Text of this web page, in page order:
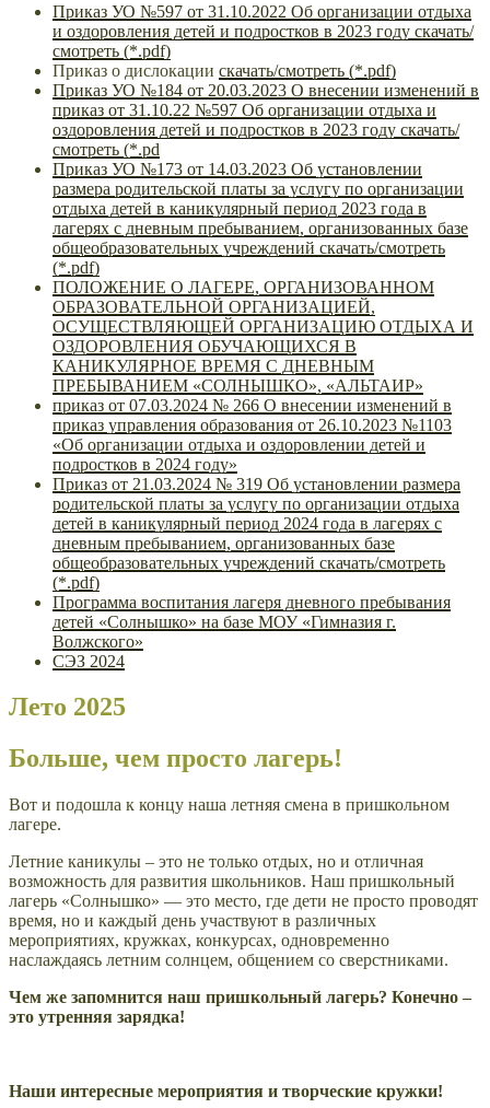
Приказ УО №597 от 31.10.2022 Об организации отдыха
и оздоровления детей и подростков в 2023 году скачать/
смотреть (*.pdf)
Приказ о дислокации скачать/смотреть (*.pdf)
Приказ УО №184 от 20.03.2023 О внесении изменений в
приказ от 31.10.22 №597 Об организации отдыха и
оздоровления детей и подростков в 2023 году скачать/
смотреть (*.pd
Приказ УО №173 от 14.03.2023 Об установлении
размера родительской платы за услугу по организации
отдыха детей в каникулярный период 2023 года в
лагерях с дневным пребыванием, организованных базе
общеобразовательных учреждений скачать/смотреть
(*.pdf)
ПОЛОЖЕНИЕ О ЛАГЕРЕ, ОРГАНИЗОВАННОМ
ОБРАЗОВАТЕЛЬНОЙ ОРГАНИЗАЦИЕЙ,
ОСУЩЕСТВЛЯЮЩЕЙ ОРГАНИЗАЦИЮ ОТДЫХА И
ОЗДОРОВЛЕНИЯ ОБУЧАЮЩИХСЯ В
КАНИКУЛЯРНОЕ ВРЕМЯ С ДНЕВНЫМ
ПРЕБЫВАНИЕМ «СОЛНЫШКО», «АЛЬТАИР»
приказ от 07.03.2024 № 266 О внесении изменений в
приказ управления образования от 26.10.2023 №1103
«Об организации отдыха и оздоровлении детей и
подростков в 2024 году»
Приказ от 21.03.2024 № 319 Об установлении размера
родительской платы за услугу по организации отдыха
детей в каникулярный период 2024 года в лагерях с
дневным пребыванием, организованных базе
общеобразовательных учреждений скачать/смотреть
(*.pdf)
Программа воспитания лагеря дневного пребывания
детей «Солнышко» на базе МОУ «Гимназия г.
Волжского»
СЭЗ 2024
Лето 2025
Больше, чем просто лагерь!
Вот и подошла к концу наша летняя смена в пришкольном
лагере.
Летние каникулы – это не только отдых, но и отличная
возможность для развития школьников. Наш пришкольный
лагерь «Солнышко» — это место, где дети не просто проводят
время, но и каждый день участвуют в различных
мероприятиях, кружках, конкурсах, одновременно
наслаждаясь летним солнцем, общением со сверстниками.
Чем же запомнится наш пришкольный лагерь? Конечно –
это утренняя зарядка!
Наши интересные мероприятия и творческие кружки!